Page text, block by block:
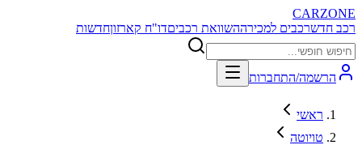
CARZONE
רכב חדשרכבים למכירההשוואת רכביםדו"ח קארזוןחדשות
הרשמה/התחברות
ראשי
טויוטה